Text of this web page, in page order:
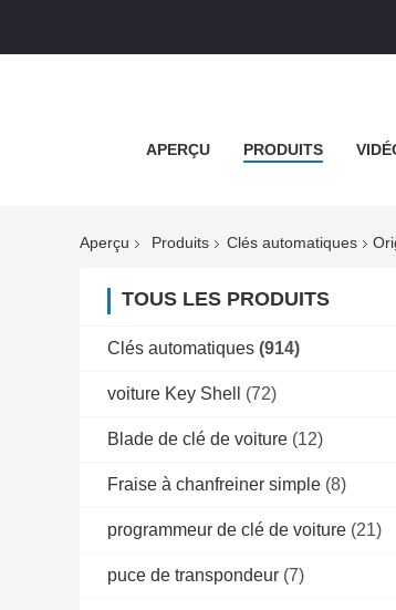
APERÇU PRODUITS
Aperçu Produits Clés automatiques
TOUS LES PRODUITS
Clés automatiques (914)
voiture Key Shell (72)
Blade de clé de voiture (12)
Fraise à chanfreiner simple (8)
programmeur de clé de voiture (21)
puce de transpondeur (7)